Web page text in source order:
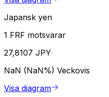
Japansk yen
1 FRF motsvarar
27,8107 JPY
NaN (NaN%) Veckovis
Visa diagram